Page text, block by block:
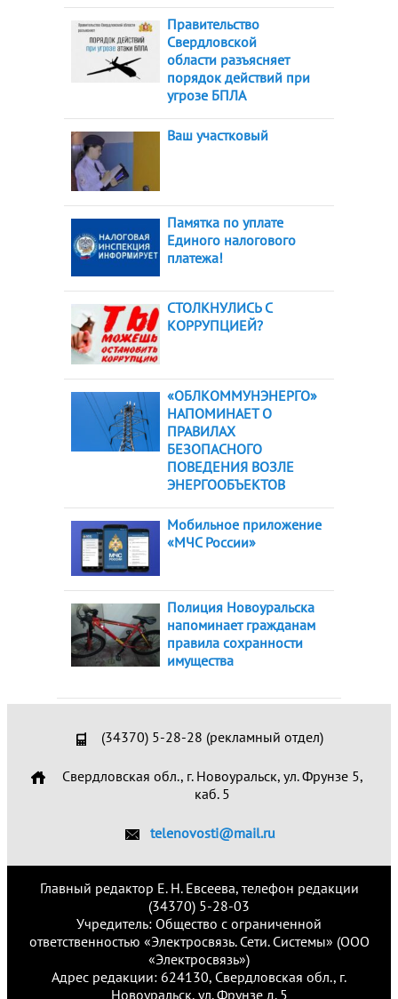
Правительство
Свердловской
области разъясняет
порядок действий при
угрозе БПЛА
Ваш участковый
Памятка по уплате
Единого налогового
платежа!
СТОЛКНУЛИСЬ С
КОРРУПЦИЕЙ?
«ОБЛКОММУНЭНЕРГО»
НАПОМИНАЕТ О
ПРАВИЛАХ
БЕЗОПАСНОГО
ПОВЕДЕНИЯ ВОЗЛЕ
ЭНЕРГООБЪЕКТОВ
Мобильное приложение
«МЧС России»
Полиция Новоуральска
напоминает гражданам
правила сохранности
имущества
(34370) 5-28-28 (рекламный отдел)
Свердловская обл., г. Новоуральск, ул. Фрунзе 5,
каб. 5
telenovosti@mail.ru
Главный редактор Е. Н. Евсеева, телефон редакции
(34370) 5-28-03
Учредитель: Общество с ограниченной
ответственностью «Электросвязь. Сети. Системы» (ООО
«Электросвязь»)
Адрес редакции: 624130, Свердловская обл., г.
Новоуральск, ул. Фрунзе д. 5